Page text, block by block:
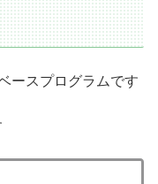
ースプログラムです